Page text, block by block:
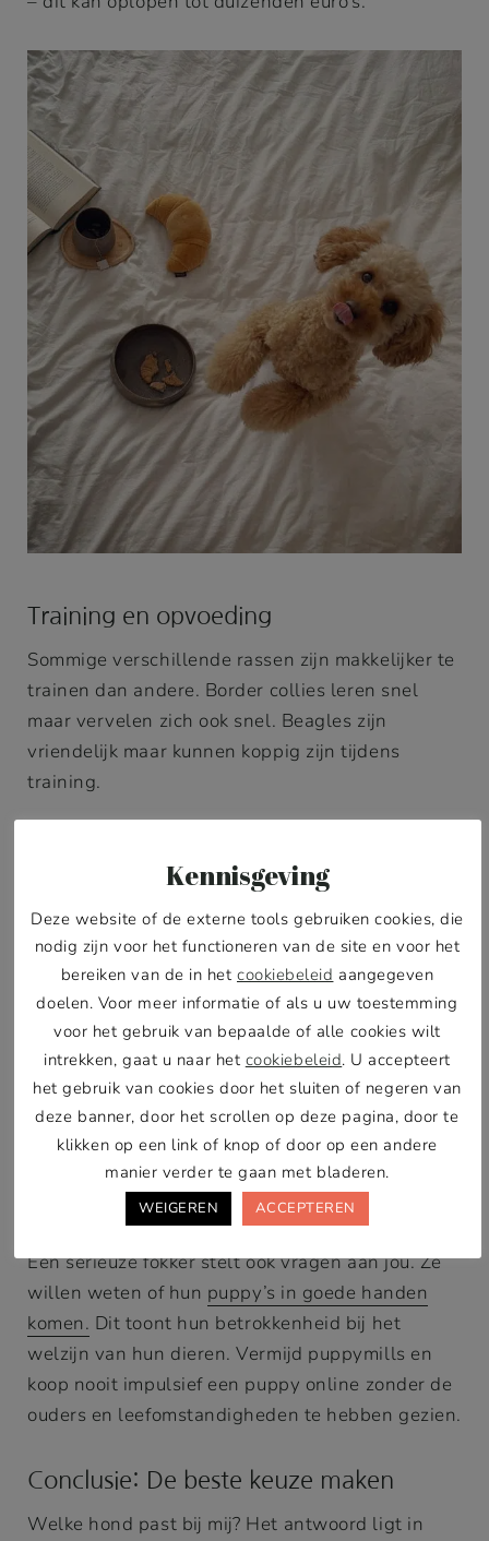
Training en opvoeding
Sommige verschillende rassen zijn makkelijker te
trainen dan andere. Border collies leren snel
maar vervelen zich ook snel. Beagles zijn
vriendelijk maar kunnen koppig zijn tijdens
training.
opvoeding. Maar het basiskarakter van een ras
blijft grotendeels hetzelfde. Kies een ras
waarvan de natuurlijke eigenschappen bij je
passen. Consequentie en positieve versterking
zijn essentieel, ongeacht welk ras je kiest.
De juiste fokker vinden
Als je voor rashonden kiest, is een goede fokker
essentieel. Controleer gezondheidsonderzoeken,
bezoek het nest, en ontmoet beide ouders. Goede
fokkers testen op erfelijke aandoeningen.
Een serieuze fokker stelt ook vragen aan jou. Ze
willen weten of hun puppy’s in goede handen
komen. Dit toont hun betrokkenheid bij het
welzijn van hun dieren. Vermijd puppymills en
koop nooit impulsief een puppy online zonder de
ouders en leefomstandigheden te hebben gezien.
Conclusie: De beste keuze maken
Welke hond past bij mij? Het antwoord ligt in
bereiken van de in het
doelen. Voor meer informatie of als u uw toestemming
voor het gebruik van bepaalde of alle cookies wilt
intrekken, gaat u naar het
cookiebeleid . U accepteert
het gebruik van cookies door het sluiten of negeren van
deze banner, door het scrollen op deze pagina, door te
klikken op een link of knop of door op een andere
manier verder te gaan met bladeren.
WEIGEREN ACCEPTEREN